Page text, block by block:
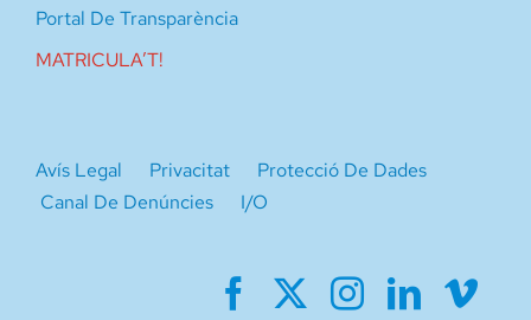
Portal De Transparència
MATRICULA’T!
Avís Legal Privacitat
Protecció De Dades
Canal De Denúncies
I/O